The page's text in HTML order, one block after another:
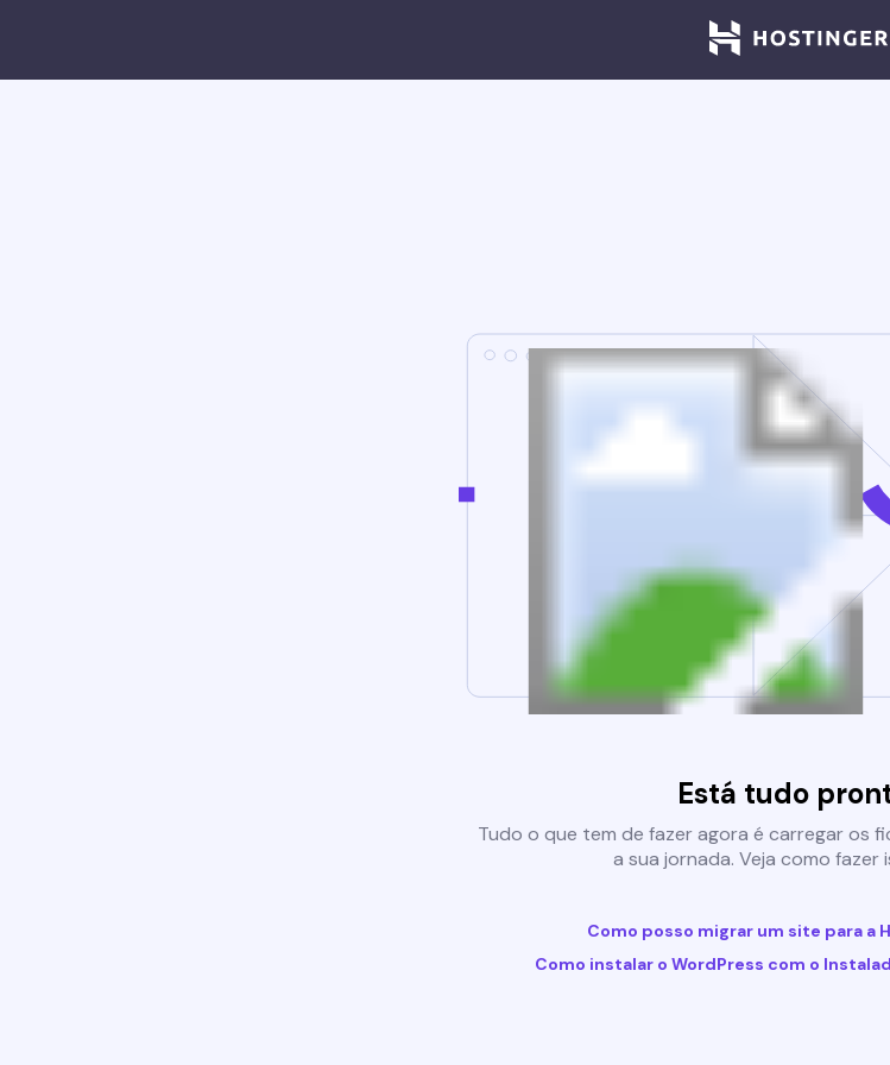
Está tudo
Tudo o que tem de fazer agora é carregar os
a sua jornada. Veja como fazer
Como posso migrar um site para a
Como instalar o WordPress com o